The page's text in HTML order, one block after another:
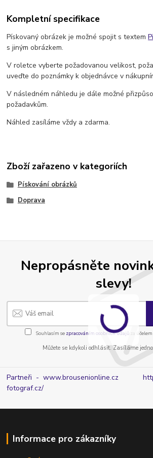
Kompletní specifikace
Pískovaný obrázek je možné spojit s textem
s jiným obrázkem.
V roletce vyberte požadovanou velikost,
uveďte do poznámky k objednávce v
V následném náhledu je dále možné
požadavkům.
Náhled zasíláme vždy a zdarma.
Zboží zařazeno v kategoriích
Pískování obrázků
Doprava
Nepropásněte
slevy!
Souhlasím se zpracováním osobních údajůza
Můžete se kdykoli odhlásit. Zasíláme
Partneři - www.brousenionline.cz
fotograf.cz/
Informace pro zákazníky